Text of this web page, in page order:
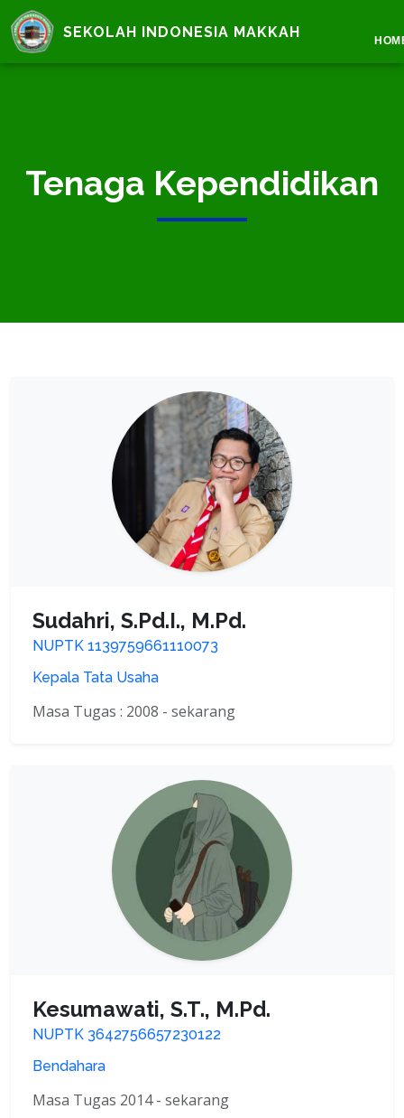
SEKOLAH INDONESIA MAKKAH
Tenaga Kependidikan
Sudahri, S.Pd.I., M.Pd.
NUPTK 1139759661110073
Kepala Tata Usaha
Masa Tugas : 2008 - sekarang
Kesumawati, S.T., M.Pd.
NUPTK 3642756657230122
Bendahara
Masa Tugas 2014 - sekarang